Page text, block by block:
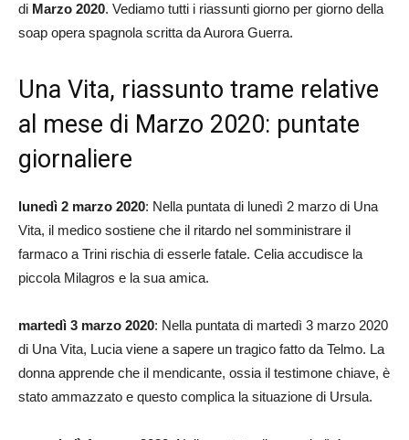
di Marzo 2020. Vediamo tutti i riassunti giorno per giorno della
soap opera spagnola scritta da Aurora Guerra.
Una Vita, riassunto trame relative
al mese di Marzo 2020: puntate
giornaliere
lunedì 2 marzo 2020: Nella puntata di lunedì 2 marzo di Una
Vita, il medico sostiene che il ritardo nel somministrare il
farmaco a Trini rischia di esserle fatale. Celia accudisce la
piccola Milagros e la sua amica.
martedì 3 marzo 2020: Nella puntata di martedì 3 marzo 2020
di Una Vita, Lucia viene a sapere un tragico fatto da Telmo. La
donna apprende che il mendicante, ossia il testimone chiave, è
stato ammazzato e questo complica la situazione di Ursula.